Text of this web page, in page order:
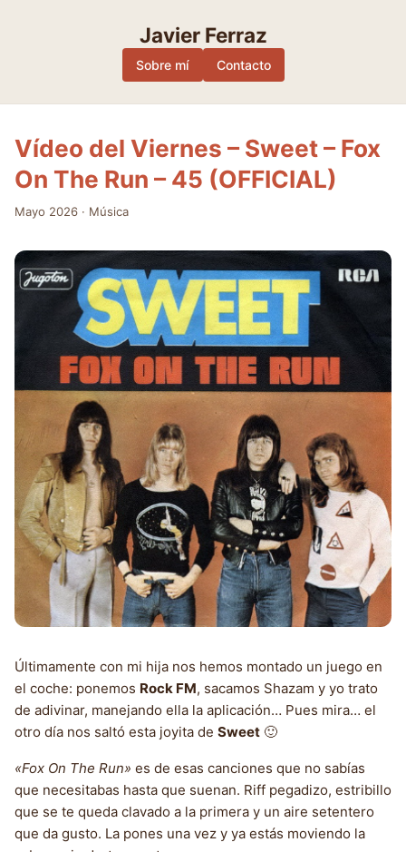
Javier Ferraz
Sobre mí Contacto
Vídeo del Viernes – Sweet – Fox
On The Run – 45 (OFFICIAL)
Mayo 2026 · Música
Últimamente con mi hija nos hemos montado un juego en
el coche: ponemos Rock FM, sacamos Shazam y yo trato
de adivinar, manejando ella la aplicación… Pues mira… el
otro día nos saltó esta joyita de Sweet 🙂
«Fox On The Run» es de esas canciones que no sabías
que necesitabas hasta que suenan. Riff pegadizo, estribillo
que se te queda clavado a la primera y un aire setentero
que da gusto. La pones una vez y ya estás moviendo la